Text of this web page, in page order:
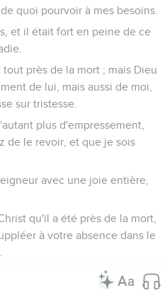
quoi pourvoir à mes besoins.
et il était fort en peine de ce
près de la mort ; mais Dieu
de lui, mais aussi de moi,
sur tristesse.
plus d'empressement,
de le revoir, et que je sois
avec une joie entière,
qu'il a été près de la mort,
à votre absence dans le